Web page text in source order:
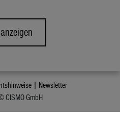
| Newsletter
CISMO GmbH